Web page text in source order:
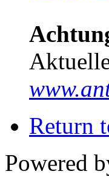
Return
Powered